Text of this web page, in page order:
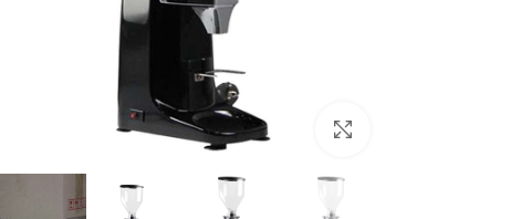
برای بزرگنمایی کلیک کنید